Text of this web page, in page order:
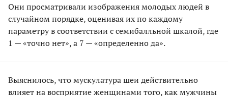
Они просматривали изображения молодых людей в
случайном порядке, оценивая их по каждому
параметру в соответствии с семибалльной шкалой, где
1 — «точно нет», а 7 — «определенно да».
Выяснилось, что мускулатура шеи действительно
влияет на восприятие женщинами того, как мужчины